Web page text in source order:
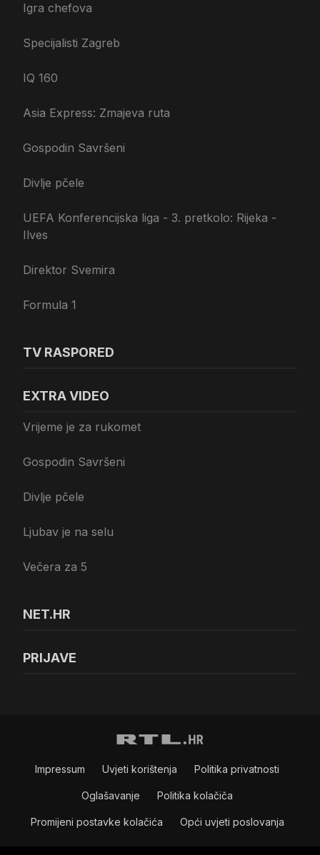
Igra chefova
Specijalisti Zagreb
IQ 160
Asia Express: Zmajeva ruta
Gospodin Savršeni
Divlje pčele
UEFA Konferencijska liga - 3. pretkolo: Rijeka -
Ilves
Direktor Svemira
Formula 1
TV RASPORED
EXTRA VIDEO
Vrijeme je za rukomet
Gospodin Savršeni
Divlje pčele
Ljubav je na selu
Večera za 5
NET.HR
PRIJAVE
Impressum Uvjeti korištenja Politika privatnosti
Oglašavanje Politika kolačiča
Promijeni postavke kolačića Opći uvjeti poslovanja